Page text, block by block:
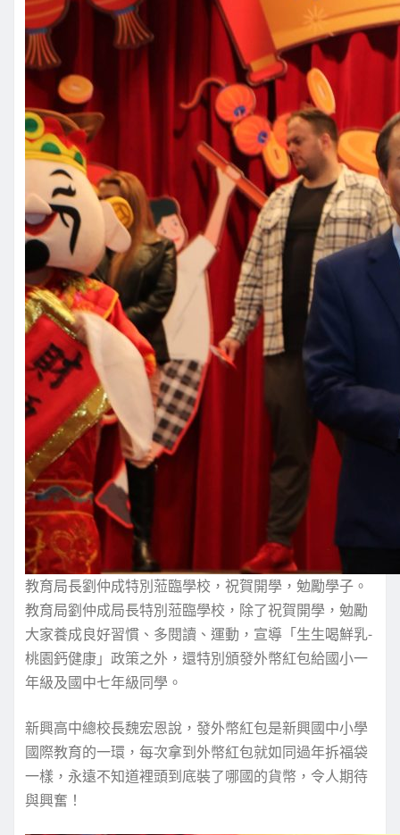
教育局長劉仲成特別蒞臨學校，祝賀開學，勉勵學子。
教育局劉仲成局長特別蒞臨學校，除了祝賀開學，勉勵
大家養成良好習慣、多閱讀、運動，宣導「生生喝鮮乳-
桃園鈣健康」政策之外，還特別頒發外幣紅包給國小一
年級及國中七年級同學。
新興高中總校長魏宏恩說，發外幣紅包是新興國中小學
國際教育的一環，每次拿到外幣紅包就如同過年拆福袋
一樣，永遠不知道裡頭到底裝了哪國的貨幣，令人期待
與興奮！